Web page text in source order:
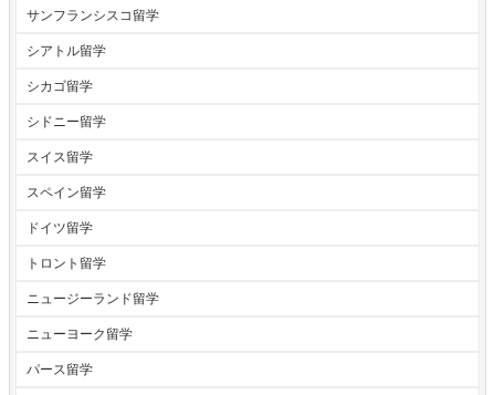
サンフランシスコ留学
シアトル留学
シカゴ留学
シドニー留学
スイス留学
スペイン留学
ドイツ留学
トロント留学
ニュージーランド留学
ニューヨーク留学
パース留学